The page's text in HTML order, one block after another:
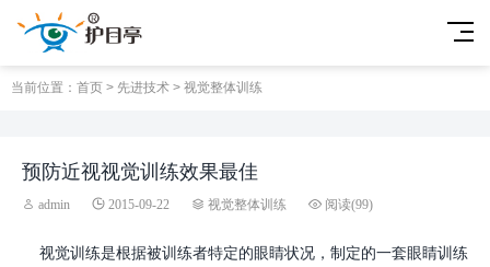
当前位置： 首页 > 先进技术 > 视觉整体训练
预防近视视觉训练效果最佳
admin 2015-09-22 视觉整体训练 阅读(99)
视觉训练是根据被训练者特定的眼睛状况，制定的一套眼睛训练